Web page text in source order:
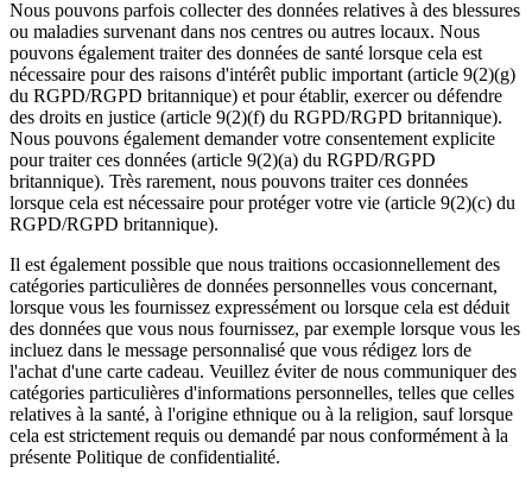
Nous pouvons parfois collecter des données relatives à des blessures
ou maladies survenant dans nos centres ou autres locaux. Nous
pouvons également traiter des données de santé lorsque cela est
nécessaire pour des raisons d'intérêt public important (article 9(2)(g)
du RGPD/RGPD britannique) et pour établir, exercer ou défendre
des droits en justice (article 9(2)(f) du RGPD/RGPD britannique).
Nous pouvons également demander votre consentement explicite
pour traiter ces données (article 9(2)(a) du RGPD/RGPD
britannique). Très rarement, nous pouvons traiter ces données
lorsque cela est nécessaire pour protéger votre vie (article 9(2)(c) du
RGPD/RGPD britannique).
Il est également possible que nous traitions occasionnellement des
catégories particulières de données personnelles vous concernant,
lorsque vous les fournissez expressément ou lorsque cela est déduit
des données que vous nous fournissez, par exemple lorsque vous les
incluez dans le message personnalisé que vous rédigez lors de
l'achat d'une carte cadeau. Veuillez éviter de nous communiquer des
catégories particulières d'informations personnelles, telles que celles
relatives à la santé, à l'origine ethnique ou à la religion, sauf lorsque
cela est strictement requis ou demandé par nous conformément à la
présente Politique de confidentialité.